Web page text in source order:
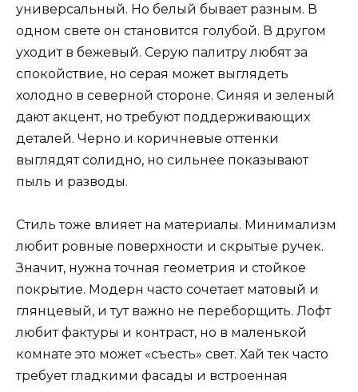
универсальный. Но белый бывает разным. В
одном свете он становится голубой. В другом
уходит в бежевый. Серую палитру любят за
спокойствие, но серая может выглядеть
холодно в северной стороне. Синяя и зеленый
дают акцент, но требуют поддерживающих
деталей. Черно и коричневые оттенки
выглядят солидно, но сильнее показывают
пыль и разводы.
Стиль тоже влияет на материалы. Минимализм
любит ровные поверхности и скрытые ручек.
Значит, нужна точная геометрия и стойкое
покрытие. Модерн часто сочетает матовый и
глянцевый, и тут важно не переборщить. Лофт
любит фактуры и контраст, но в маленькой
комнате это может «съесть» свет. Хай тек часто
требует гладкими фасады и встроенная